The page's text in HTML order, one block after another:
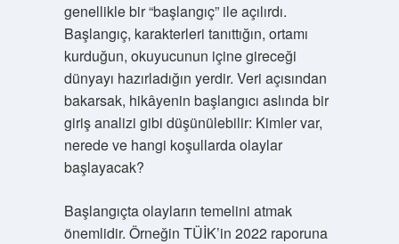
genellikle bir “başlangıç” ile açılırdı.
Başlangıç, karakterleri tanıttığın, ortamı
kurduğun, okuyucunun içine gireceği
dünyayı hazırladığın yerdir. Veri açısından
bakarsak, hikâyenin başlangıcı aslında bir
giriş analizi gibi düşünülebilir: Kimler var,
nerede ve hangi koşullarda olaylar
başlayacak?
Başlangıçta olayların temelini atmak
önemlidir. Örneğin TÜİK’in 2022 raporuna